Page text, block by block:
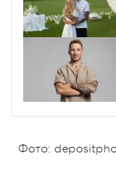
Фото: